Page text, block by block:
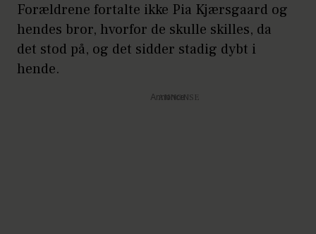
Forældrene fortalte ikke Pia Kjærsgaard og
hendes bror, hvorfor de skulle skilles, da
det stod på, og det sidder stadig dybt i
hende.
Annonce